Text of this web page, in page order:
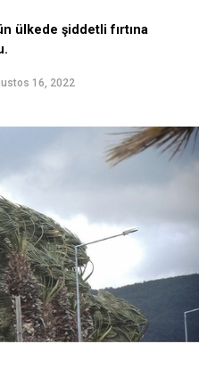
ülkede şiddetli fırtına
16, 2022